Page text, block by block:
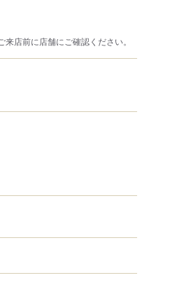
店前に店舗にご確認ください。